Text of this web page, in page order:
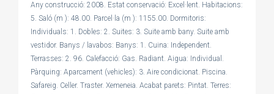
Any construcció: 2008. Estat conservació: Excel·lent. Habitacions:
5. Saló (m ): 48.00. Parcel·la (m ): 1155.00. Dormitoris:
Individuals: 1. Dobles: 2. Suites: 3. Suite amb bany. Suite amb
vestidor. Banys / lavabos: Banys: 1. Cuina: Independent.
Terrasses: 2. 96. Calefacció: Gas. Radiant. Aigua: Individual.
Pàrquing: Aparcament (vehicles): 3. Aire condicionat. Piscina.
Safareig. Celler. Traster. Xemeneia. Acabat parets: Pintat. Terres: